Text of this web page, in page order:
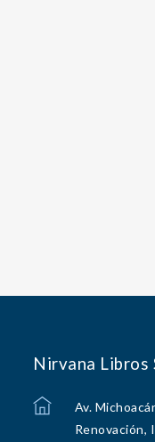
Nirvana Libros
Av.
Renovación,